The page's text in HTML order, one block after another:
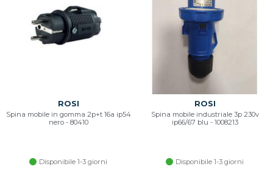
ROSI
Spina mobile in gomma 2p+t 16a ip54
nero - 80410
Disponibile 1-3 giorni
ROSI
Spina mobile industriale 3p 230v
ip66/67 blu - 1008213
Disponibile 1-3 giorni